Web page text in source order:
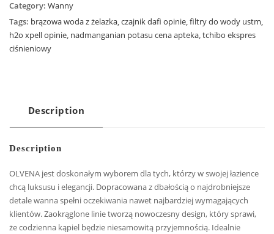
Category: Wanny
Tags: brązowa woda z żelazka,czajnik dafi opinie,filtry do wody ustm,
h2o xpell opinie, nadmanganian potasu cena apteka,tchibo ekspres
ciśnieniowy
Description
Description
OLVENA jest doskonałym wyborem dla tych, którzy w swojej łazience
chcą luksusu i elegancji. Dopracowana z dbałością o najdrobniejsze
detale wanna spełni oczekiwania nawet najbardziej wymagających
klientów. Zaokrąglone linie tworzą nowoczesny design, który sprawi,
że codzienna kąpiel będzie niesamowitą przyjemnością. Idealnie